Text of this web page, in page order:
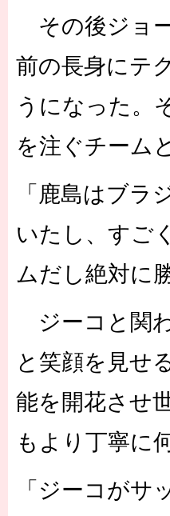
その後ジョ
前の長身にテ
うになった。
を注ぐチーム
「鹿島はブ
いたし、すご
ムだし絶対に
ジーコと関
と笑顔を見せ
能を開花させ
もより丁寧に
「ジーコが